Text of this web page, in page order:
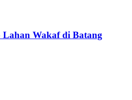
Wakaf di Batang